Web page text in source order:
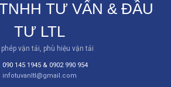
TƯ VẤN & ĐẦU
TƯ LTL
phép vận tải, phù hiệu vận tải
090 145 1945 & 0902 990 954
infotuvanltl@gmail.com